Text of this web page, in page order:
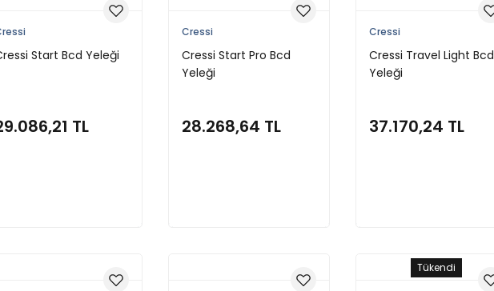
Start Bcd Yeleği
TL
Cressi
Cressi Start Pro Bcd
Yeleği
28.268,64 TL
Cressi
Cressi Travel Light Bcd
Yeleği
37.170,24 TL
Tükendi